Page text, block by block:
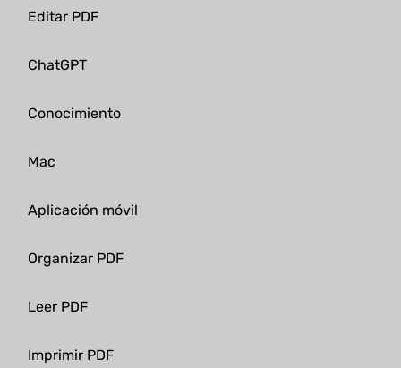
Editar PDF
ChatGPT
Conocimiento
Mac
Aplicación móvil
Organizar PDF
Leer PDF
Imprimir PDF